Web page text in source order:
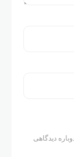
دیدگاهی